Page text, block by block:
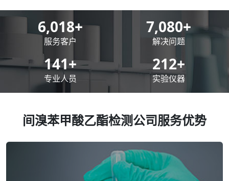
8,500+
服务客户
10,000+
解决问题
200+
专业人员
300+
实验仪器
间溴苯甲酸乙酯检测公司服务优势